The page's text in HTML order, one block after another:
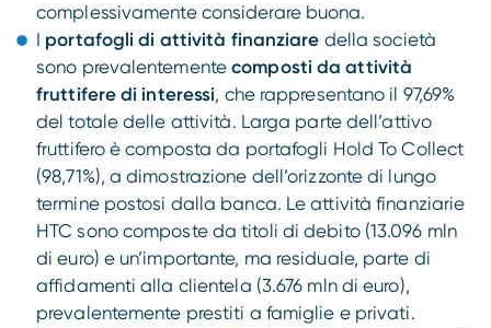
complessivamente considerare buona.
I portafogli di attività finanziare della società
sono prevalentementecomposti da attività
fruttifere di interessi, che rappresentano il 97,69%
del totale delle attività. Larga parte dell’attivo
fruttifero è composta da portafogli Hold To Collect
(98,71%), a dimostrazione dell’orizzonte di lungo
termine postosi dalla banca. Le attività finanziarie
HTC sono composte da titoli di debito (13.096 mln
di euro) e un’importante, ma residuale, parte di
affidamenti alla clientela (3.676 mln di euro),
prevalentemente prestiti a famiglie e privati.